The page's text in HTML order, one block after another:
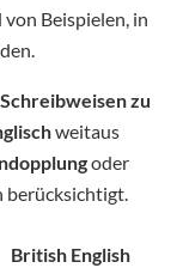
Beispielen, in
Schreibweisen zu
weitaus
oder
British English